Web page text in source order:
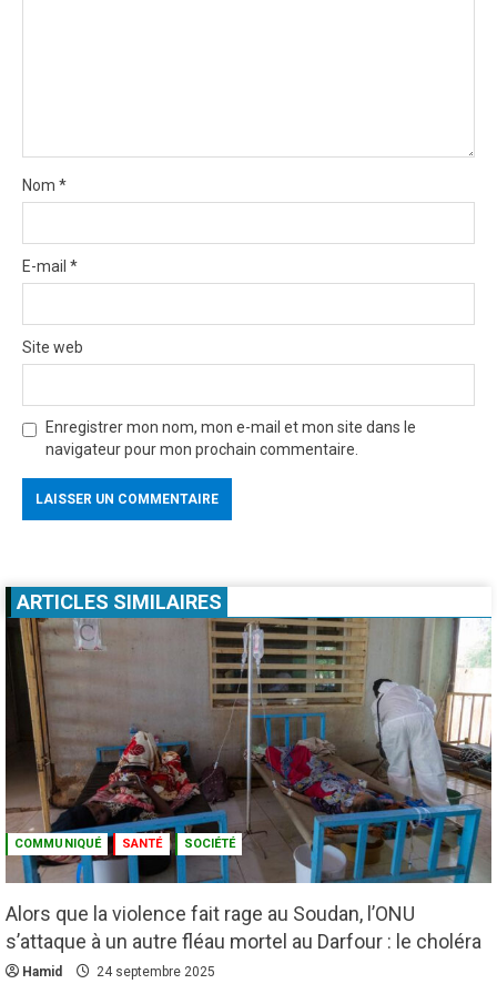
Nom *
E-mail *
Site web
Enregistrer mon nom, mon e-mail et mon site dans le
navigateur pour mon prochain commentaire.
ARTICLES SIMILAIRES
COMMUNIQUÉ SANTÉ SOCIÉTÉ
Alors que la violence fait rage au Soudan, l’ONU
s’attaque à un autre fléau mortel au Darfour : le choléra
Hamid 24 septembre 2025